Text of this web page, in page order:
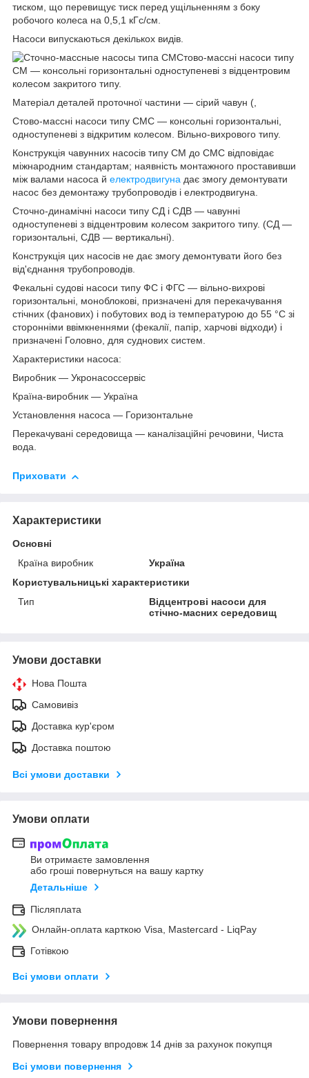
тиском, що перевищує тиск перед ущільненням з боку
робочого колеса на 0,5,1 кГс/см.
Насоси випускаються декількох видів.
Стово-массні насоси типу
СМ — консольні горизонтальні одноступеневі з відцентровим
колесом закритого типу.
Матеріал деталей проточної частини — сірий чавун (,
Стово-массні насоси типу СМС — консольні горизонтальні,
одноступеневі з відкритим колесом. Вільно-вихрового типу.
Конструкція чавунних насосів типу СМ до CMC відповідає
міжнародним стандартам; наявність монтажного проставивши
між валами насоса й електродвигуна дає змогу демонтувати
насос без демонтажу трубопроводів і електродвигуна.
Сточно-динамічні насоси типу СД і СДB — чавунні
одноступеневі з відцентровим колесом закритого типу. (СД —
горизонтальні, СДВ — вертикальні).
Конструкція цих насосів не дає змогу демонтувати його без
від'єднання трубопроводів.
Фекальні судові насоси типу ФС і ФГС — вільно-вихрові
горизонтальні, моноблокові, призначені для перекачування
стічних (фанових) і побутових вод із температурою до 55 °C зі
сторонніми ввімкненнями (фекалії, папір, харчові відходи) і
призначені Головно, для суднових систем.
Характеристики насоса:
Виробник — Укронасоссервіс
Країна-виробник — Україна
Установлення насоса — Горизонтальне
Перекачувані середовища — каналізаційні речовини, Чиста
вода.
Приховати
Характеристики
Основні
Країна виробник
Україна
Користувальницькі характеристики
Тип
Відцентрові насоси для
стічно-масних середовищ
Умови доставки
Нова Пошта
Самовивіз
Доставка кур'єром
Доставка поштою
Всі умови доставки
Умови оплати
Ви отримаєте замовлення
або гроші повернуться на вашу картку
Детальніше
Післяплата
Онлайн-оплата карткою Visa, Mastercard - LiqPay
Готівкою
Всі умови оплати
Умови повернення
Повернення товару впродовж 14 днів за рахунок покупця
Всі умови повернення